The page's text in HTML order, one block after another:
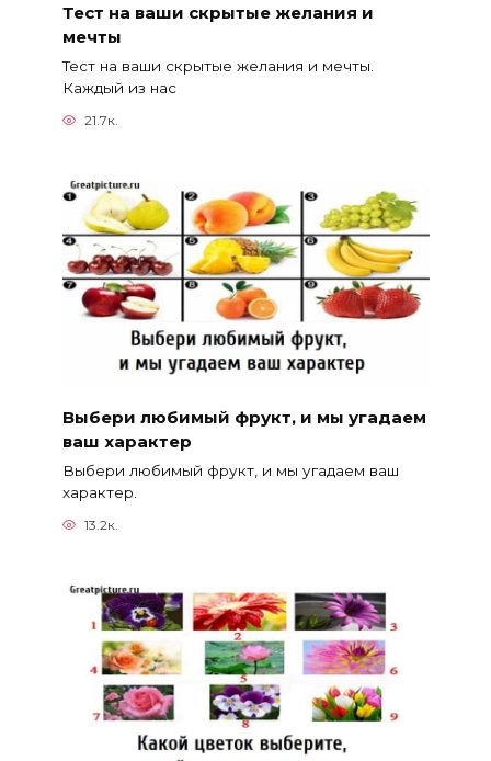
Тест на ваши скрытые желания и
мечты
Тест на ваши скрытые желания и мечты.
Каждый из нас
21.7к.
Выбери любимый фрукт, и мы угадаем
ваш характер
Выбери любимый фрукт, и мы угадаем ваш
характер.
13.2к.